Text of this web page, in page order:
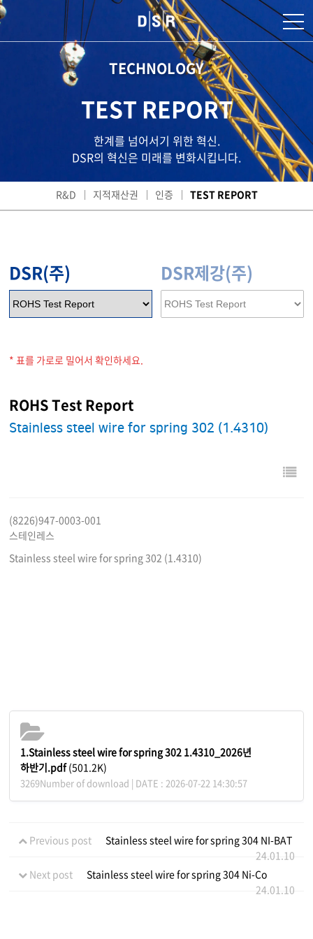
TECHNOLOGY
TEST REPORT
한계를 넘어서기 위한 혁신.
DSR의 혁신은 미래를 변화시킵니다.
R&D 지적재산권 인증 TEST REPORT
DSR(주) DSR제강(주)
* 표를 가로로 밀어서 확인하세요.
ROHS Test Report
Stainless steel wire for spring 302 (1.4310)
(8226)947-0003-001
스테인레스
Stainless steel wire for spring 302 (1.4310)
1.Stainless steel wire for spring 302 1.4310_2026년
하반기.pdf(501.2K)
3269Number of download | DATE : 2026-07-22 14:30:57
Previous post
Stainless steel wire for spring 304 NI-BAT
24.01.10
Next post
Stainless steel wire for spring 304 Ni-Co
24.01.10